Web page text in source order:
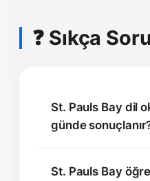
❓ Sıkça
St. Pauls Bay dil
günde
St. Pauls Bay